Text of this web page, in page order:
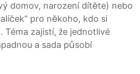
domov, narození dítěte) nebo
pro někoho, kdo si
Téma zajistí, že jednotlivé
a sada působí